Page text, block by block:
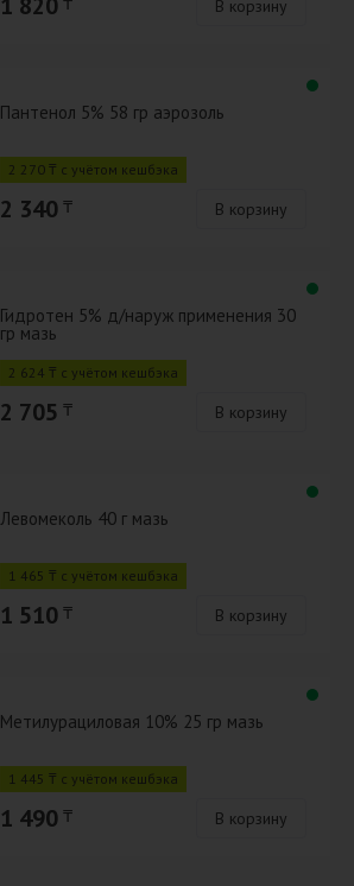
В корзину
Пантенол 5% 58 гр аэрозоль
2 270 ₸ с учётом кешбэка
2 340 ₸ В корзину
Гидротен 5% д/наруж применения 30
гр мазь
2 624 ₸ с учётом кешбэка
2 705 ₸ В корзину
Левомеколь 40 г мазь
1 465 ₸ с учётом кешбэка
1 510 ₸ В корзину
Метилурациловая 10% 25 гр мазь
1 445 ₸ с учётом кешбэка
1 490 ₸ В корзину